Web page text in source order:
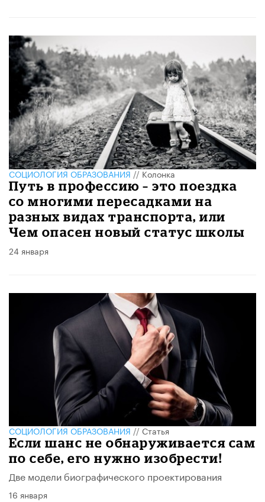
CОЦИОЛОГИЯ ОБРАЗОВАНИЯ//Колонка
Путь в профессию – это поездка
со многими пересадками на
разных видах транспорта, или
Чем опасен новый статус школы
24 января
CОЦИОЛОГИЯ ОБРАЗОВАНИЯ//Статья
Если шанс не обнаруживается сам
по себе, его нужно изобрести!
Две модели биографического проектирования
16 января